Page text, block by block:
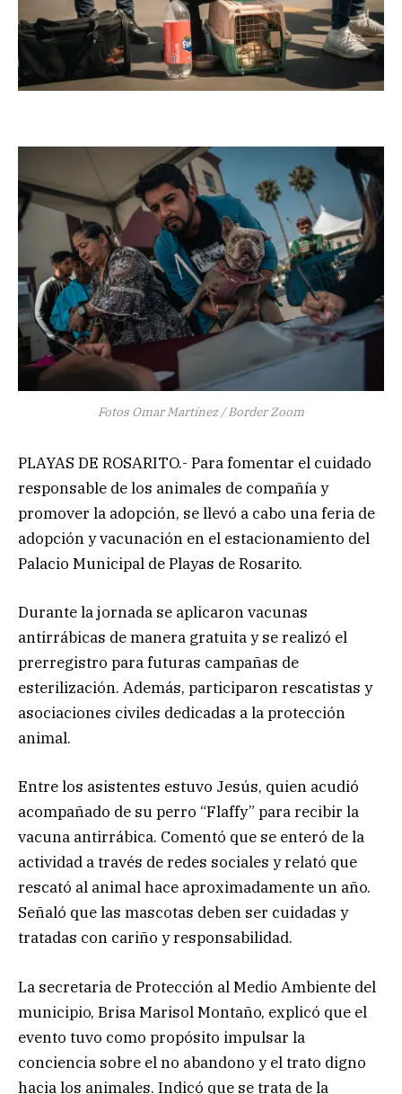
Fotos Omar Martínez / Border Zoom
PLAYAS DE ROSARITO.- Para fomentar el cuidado
responsable de los animales de compañía y
promover la adopción, se llevó a cabo una feria de
adopción y vacunación en el estacionamiento del
Palacio Municipal de Playas de Rosarito.
Durante la jornada se aplicaron vacunas
antirrábicas de manera gratuita y se realizó el
prerregistro para futuras campañas de
esterilización. Además, participaron rescatistas y
asociaciones civiles dedicadas a la protección
animal.
Entre los asistentes estuvo Jesús, quien acudió
acompañado de su perro “Flaffy” para recibir la
vacuna antirrábica. Comentó que se enteró de la
actividad a través de redes sociales y relató que
rescató al animal hace aproximadamente un año.
Señaló que las mascotas deben ser cuidadas y
tratadas con cariño y responsabilidad.
La secretaria de Protección al Medio Ambiente del
municipio, Brisa Marisol Montaño, explicó que el
evento tuvo como propósito impulsar la
conciencia sobre el no abandono y el trato digno
hacia los animales. Indicó que se trata de la